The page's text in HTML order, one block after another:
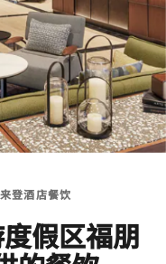
登酒店餐饮
假区福朋